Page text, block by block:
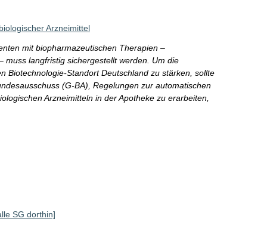
Arzneimittel
mit biopharmazeutischen Therapien –
muss langfristig sichergestellt werden. Um die
Biotechnologie-Standort Deutschland zu stärken, sollte
(G-BA), Regelungen zur automatischen
Arzneimitteln in der Apotheke zu erarbeiten,
SG dorthin]